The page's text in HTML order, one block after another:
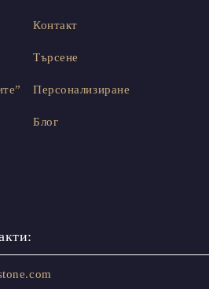
Контакт
Търсене
Персонализиране
Блог